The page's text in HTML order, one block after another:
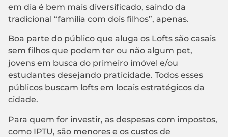
em dia é bem mais diversificado, saindo da
tradicional “família com dois filhos”, apenas.
Boa parte do público que aluga os Lofts são casais
sem filhos que podem ter ou não algum pet,
jovens em busca do primeiro imóvel e/ou
estudantes desejando praticidade. Todos esses
públicos buscam lofts em locais estratégicos da
cidade.
Para quem for investir, as despesas com impostos,
como IPTU, são menores e os custos de